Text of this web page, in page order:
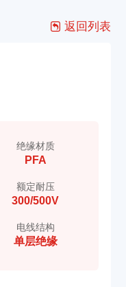
返回列表
绝缘材质
PFA
额定耐压
300/500V
电线结构
单层绝缘